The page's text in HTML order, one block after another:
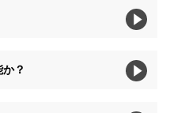
？